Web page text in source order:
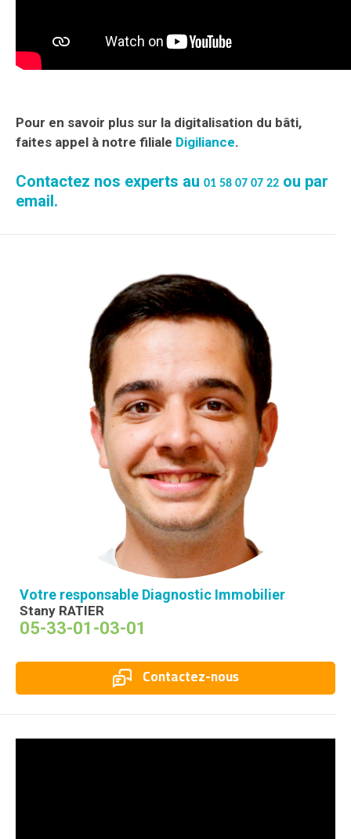
Pour en savoir plus sur la digitalisation du bâti,
faites appel à notre filiale Digiliance.
Contactez nos experts au 01 58 07 07 22 ou par
email.
Votre responsable Diagnostic Immobilier
Stany RATIER
05-33-01-03-01
Contactez-nous